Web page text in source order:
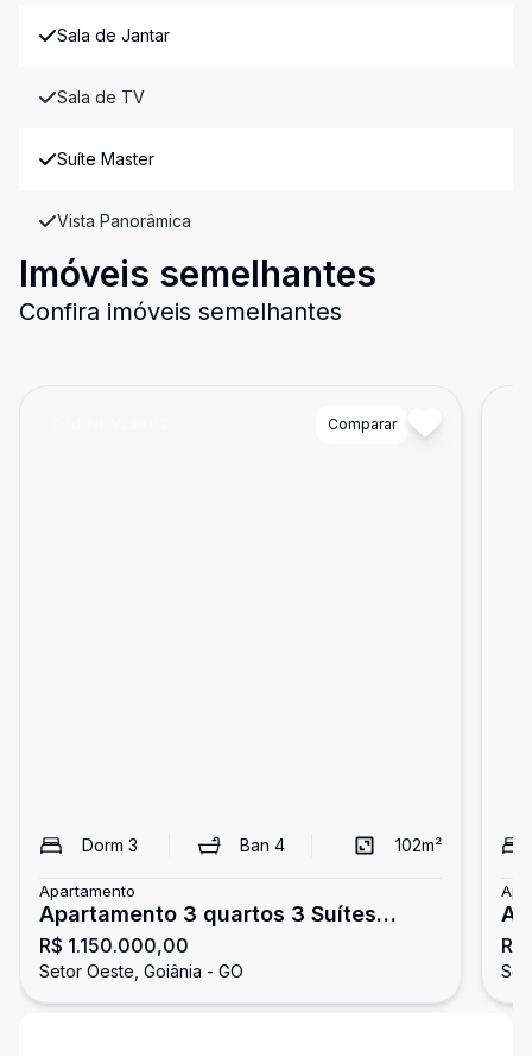
Sala de Jantar
Sala de TV
Suíte Master
Vista Panorâmica
Imóveis semelhantes
Confira imóveis semelhantes
Comparar
Dorm 3 Ban 4 102m²
Apartamento
Apartamento 3 quartos 3 Suítes
Bosque Buritis
R$ 1.150.000,00
Setor Oeste, Goiânia - GO